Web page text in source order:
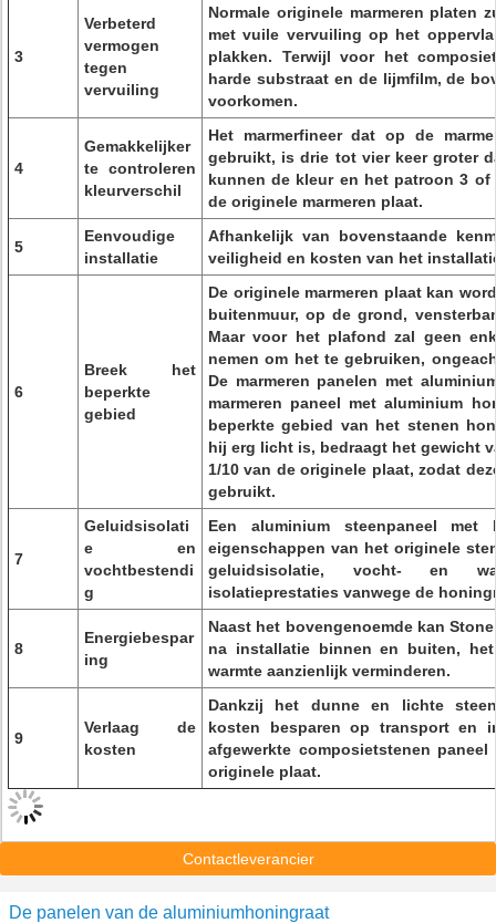
3
Verbeterd
vermogen
tegen
vervuiling
Normale originele marmeren platen
met vuile vervuiling op het
plakken. Terwijl voor het
harde substraat en de lijmfilm, de
voorkomen.
4
Gemakkelijker
te controleren
kleurverschil
Het marmerfineer dat op de
gebruikt, is drie tot vier keer groter
kunnen de kleur en het patroon 3 of
de originele marmeren plaat.
5
Eenvoudige
installatie
Afhankelijk van bovenstaande
veiligheid en kosten van het
6
Breek het
beperkte
gebied
De originele marmeren plaat kan
buitenmuur, op de grond,
Maar voor het plafond zal geen
nemen om het te gebruiken,
De marmeren panelen met
marmeren paneel met aluminium
beperkte gebied van het stenen
hij erg licht is, bedraagt ​​het gewicht
1/10 van de originele plaat, zodat
gebruikt.
7
Geluidsisolati
e en
vochtbestendi
g
Een aluminium steenpaneel met
eigenschappen van het originele
geluidsisolatie, vocht- en
isolatieprestaties vanwege de
8
Energiebespar
ing
Naast het bovengenoemde kan
na installatie binnen en buiten,
warmte aanzienlijk verminderen.
9
Verlaag de
kosten
Dankzij het dunne en lichte
kosten besparen op transport en
afgewerkte composietstenen
originele plaat.
Contactleverancier
De panelen van de aluminiumhoningraat